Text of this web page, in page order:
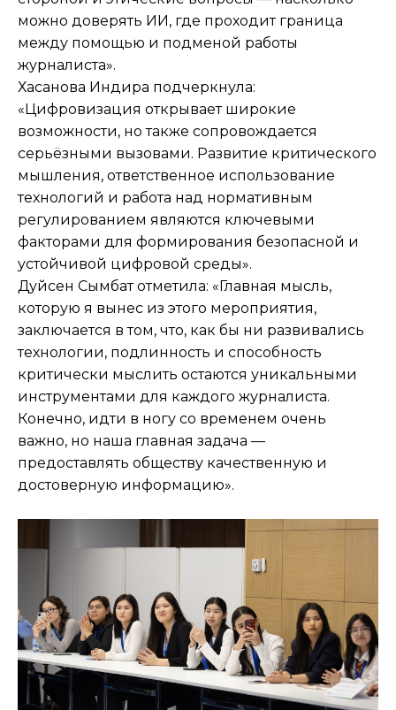
можно доверять ИИ, где проходит граница
между помощью и подменой работы
журналиста».
Хасанова Индира подчеркнула:
«Цифровизация открывает широкие
возможности, но также сопровождается
серьёзными вызовами. Развитие критического
мышления, ответственное использование
технологий и работа над нормативным
регулированием являются ключевыми
факторами для формирования безопасной и
устойчивой цифровой среды».
Дуйсен Сымбат отметила: «Главная мысль,
которую я вынес из этого мероприятия,
заключается в том, что, как бы ни развивались
технологии, подлинность и способность
критически мыслить остаются уникальными
инструментами для каждого журналиста.
Конечно, идти в ногу со временем очень
важно, но наша главная задача —
предоставлять обществу качественную и
достоверную информацию».